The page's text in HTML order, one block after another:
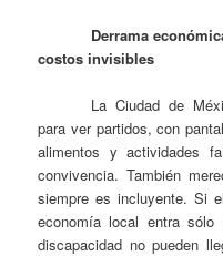
Derrama
costos invisibles
La Ciudad de
para ver partidos, con
alimentos y actividades
convivencia. También
siempre es incluyente. Si
economía local entra
discapacidad no pueden